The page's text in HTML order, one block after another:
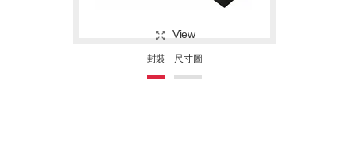
View
封裝 尺寸圖